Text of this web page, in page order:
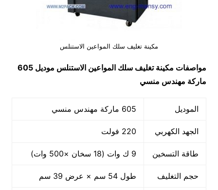
مكينة تغليف سلك المواعين الاستنلس
مواصفات مكينة تغليف سلك المواعين الاستنلس
موديل 605
ماركة مهندس منسي
الموديل 605 ماركة مهندس منسي
الجهد الكهربي 220 فولت
طاقة التسخين 9 ك وات (18 سخان ×500 وات)
حجم التغليف طول 54 سم × عرض 39 سم